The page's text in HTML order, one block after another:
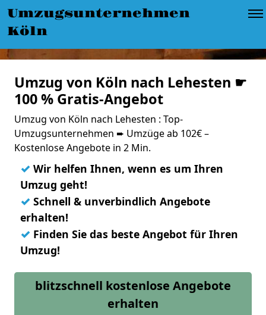
Umzugsunternehmen
Köln
Umzug von Köln nach Lehesten ☛
100 % Gratis-Angebot
Umzug von Köln nach Lehesten : Top-
Umzugsunternehmen ➨ Umzüge ab 102€ –
Kostenlose Angebote in 2 Min.
✓ Wir helfen Ihnen, wenn es um Ihren
Umzug geht!
✓ Schnell & unverbindlich Angebote
erhalten!
✓ Finden Sie das beste Angebot für Ihren
Umzug!
blitzschnell kostenlose Angebote
erhalten